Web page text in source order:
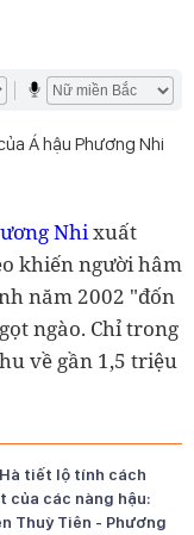
Á hậu Phương Nhi
Nhixuất
khiến người hâm
năm 2002 "đốn
ngào. Chỉ trong
về gần 1,5 triệu
tiết lộ tính cách
của các nàng hậu:
Thuỳ Tiên - Phương